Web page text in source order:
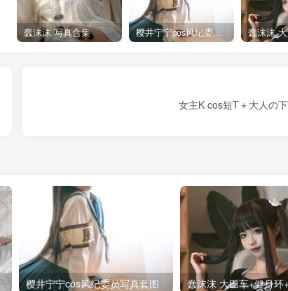
蠢沫沫 写真合集 樱井宁宁cos风纪委员写真套图
女主K cos短T＋大人の
樱井宁宁cos风纪委员写真套图